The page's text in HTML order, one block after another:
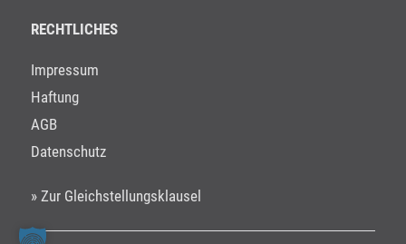
RECHTLICHES
Impressum
Haftung
AGB
Datenschutz
» Zur Gleichstellungsklausel